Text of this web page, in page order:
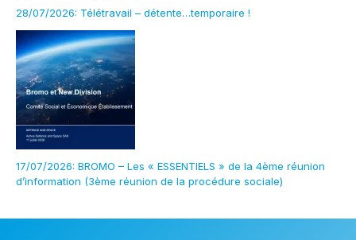
28/07/2026: Télétravail – détente…temporaire !
17/07/2026: BROMO – Les « ESSENTIELS » de la 4ème réunion
d’information (3ème réunion de la procédure sociale)